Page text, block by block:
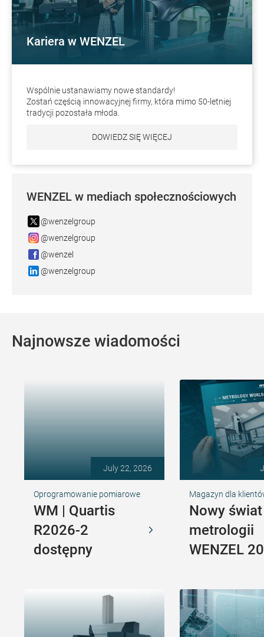
Kariera w WENZEL
Wspólnie ustanawiamy nowe standardy!
Zostań częścią innowacyjnej firmy, która mimo 50-letniej
tradycji pozostała młoda.
DOWIEDZ SIĘ WIĘCEJ
WENZEL w mediach społecznościowych
@wenzelgroup
@wenzelgroup
@wenzel
@wenzelgroup
Najnowsze wiadomości
July 22, 2026
Oprogramowanie pomiarowe
WM | Quartis
R2026-2
dostępny
Magazyn dla
Nowy świat
metrologii
WENZEL